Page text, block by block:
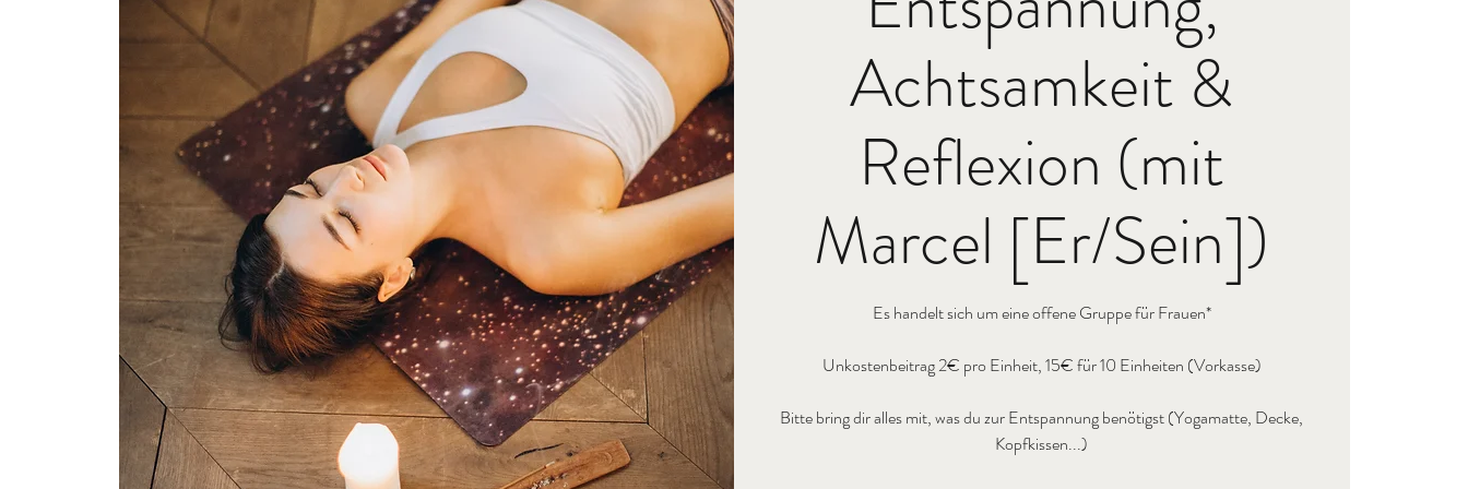
Achtsamkeit &
Reflexion (mit
Marcel [Er/Sein])
Es handelt sich um eine offene Gruppe für Frauen*
Unkostenbeitrag 2€ pro Einheit, 15€ für 10 Einheiten (Vorkasse)
Bitte bring dir alles mit, was du zur Entspannung benötigst (Yogamatte, Decke,
Kopfkissen...)